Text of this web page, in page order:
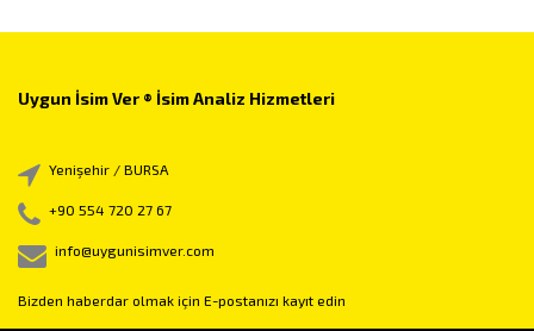
Uygun İsim Ver ® İsim Analiz Hizmetleri
Yenişehir / BURSA
+90 554 720 27 67
info@uygunisimver.com
Bizden haberdar olmak için E-postanızı kayıt edin